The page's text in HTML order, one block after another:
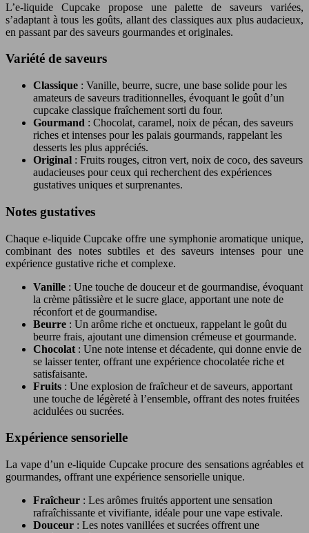
L’e-liquide Cupcake propose une palette de saveurs variées,
s’adaptant à tous les goûts, allant des classiques aux plus audacieux,
en passant par des saveurs gourmandes et originales.
Variété de saveurs
Classique : Vanille, beurre, sucre, une base solide pour les
amateurs de saveurs traditionnelles, évoquant le goût d’un
cupcake classique fraîchement sorti du four.
Gourmand : Chocolat, caramel, noix de pécan, des saveurs
riches et intenses pour les palais gourmands, rappelant les
desserts les plus appréciés.
Original : Fruits rouges, citron vert, noix de coco, des saveurs
audacieuses pour ceux qui recherchent des expériences
gustatives uniques et surprenantes.
Notes gustatives
Chaque e-liquide Cupcake offre une symphonie aromatique unique,
combinant des notes subtiles et des saveurs intenses pour une
expérience gustative riche et complexe.
Vanille : Une touche de douceur et de gourmandise, évoquant
la crème pâtissière et le sucre glace, apportant une note de
réconfort et de gourmandise.
Beurre : Un arôme riche et onctueux, rappelant le goût du
beurre frais, ajoutant une dimension crémeuse et gourmande.
Chocolat : Une note intense et décadente, qui donne envie de
se laisser tenter, offrant une expérience chocolatée riche et
satisfaisante.
Fruits : Une explosion de fraîcheur et de saveurs, apportant
une touche de légèreté à l’ensemble, offrant des notes fruitées
acidulées ou sucrées.
Expérience sensorielle
La vape d’un e-liquide Cupcake procure des sensations agréables et
gourmandes, offrant une expérience sensorielle unique.
Fraîcheur : Les arômes fruités apportent une sensation
rafraîchissante et vivifiante, idéale pour une vape estivale.
Douceur : Les notes vanillées et sucrées offrent une